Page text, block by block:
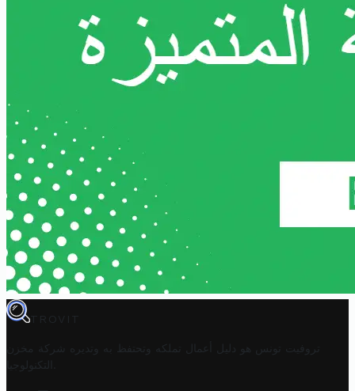
TROVIT
تروفيت تونس هو دليل أعمال تملكه وتحتفظ به وتديره
شركة مخزن
التكنولوجيا